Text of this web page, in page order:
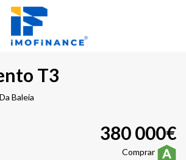
T3
Baleia
380 000€
Comprar